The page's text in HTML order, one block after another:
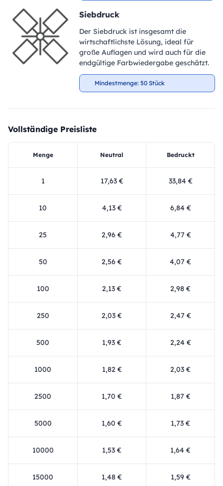
Siebdruck
Der Siebdruck ist insgesamt die
wirtschaftlichste Lösung, ideal für
große Auflagen und wird auch für die
endgültige Farbwiedergabe geschätzt.
Mindestmenge: 50 Stück
Vollständige Preisliste
Menge Neutral Bedruckt
1 17,63 € 33,84 €
10 4,13 € 6,84 €
25 2,96 € 4,77 €
50 2,56 € 4,07 €
100 2,13 € 2,98 €
250 2,03 € 2,47 €
500 1,93 € 2,24 €
1000 1,82 € 2,03 €
2500 1,70 € 1,87 €
5000 1,60 € 1,73 €
10000 1,53 € 1,64 €
15000 1,48 € 1,59 €